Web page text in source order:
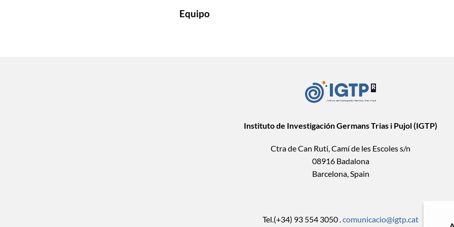
Equipo
Instituto de Investigación Germans Trias i Pujol (IGTP)
Ctra de Can Ruti, Camí de les Escoles s/n
08916 Badalona
Barcelona, Spain
Tel.(+34) 93 554 3050 .comunicacio@igtp.cat